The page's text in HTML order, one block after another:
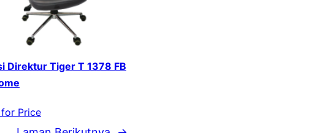
Direktur Tiger T 1378 FB
Price